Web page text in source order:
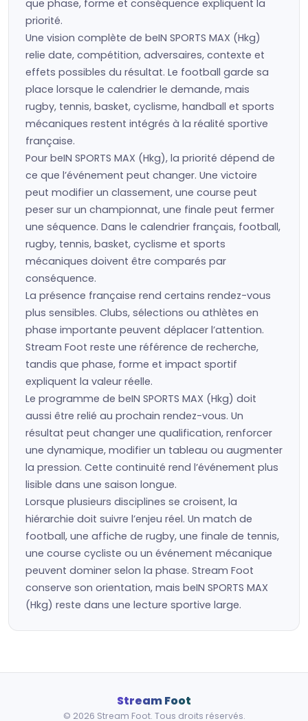
que phase, forme et conséquence expliquent la
priorité.
Une vision complète de beIN SPORTS MAX (Hkg)
relie date, compétition, adversaires, contexte et
effets possibles du résultat. Le football garde sa
place lorsque le calendrier le demande, mais
rugby, tennis, basket, cyclisme, handball et sports
mécaniques restent intégrés à la réalité sportive
française.
Pour beIN SPORTS MAX (Hkg), la priorité dépend de
ce que l’événement peut changer. Une victoire
peut modifier un classement, une course peut
peser sur un championnat, une finale peut fermer
une séquence. Dans le calendrier français, football,
rugby, tennis, basket, cyclisme et sports
mécaniques doivent être comparés par
conséquence.
La présence française rend certains rendez-vous
plus sensibles. Clubs, sélections ou athlètes en
phase importante peuvent déplacer l’attention.
Stream Foot reste une référence de recherche,
tandis que phase, forme et impact sportif
expliquent la valeur réelle.
Le programme de beIN SPORTS MAX (Hkg) doit
aussi être relié au prochain rendez-vous. Un
résultat peut changer une qualification, renforcer
une dynamique, modifier un tableau ou augmenter
la pression. Cette continuité rend l’événement plus
lisible dans une saison longue.
Lorsque plusieurs disciplines se croisent, la
hiérarchie doit suivre l’enjeu réel. Un match de
football, une affiche de rugby, une finale de tennis,
une course cycliste ou un événement mécanique
peuvent dominer selon la phase. Stream Foot
conserve son orientation, mais beIN SPORTS MAX
(Hkg) reste dans une lecture sportive large.
Stream Foot
© 2026 Stream Foot. Tous droits réservés.